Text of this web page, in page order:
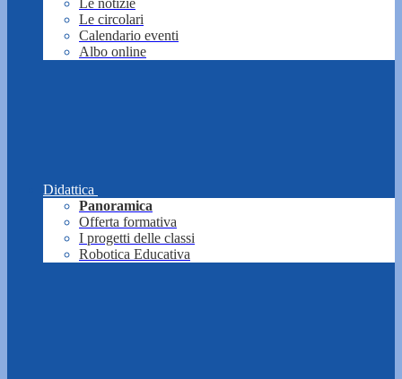
Le notizie
Le circolari
Calendario eventi
Albo online
Didattica
Panoramica
Offerta formativa
I progetti delle classi
Robotica Educativa